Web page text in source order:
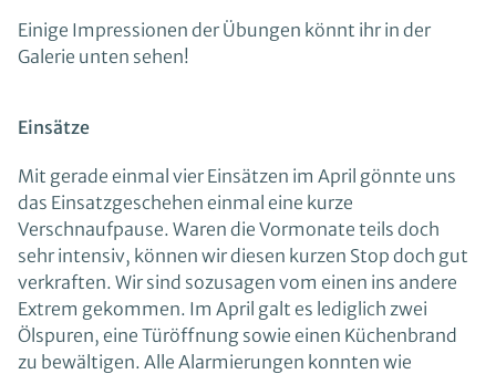
Einige Impressionen der Übungen könnt ihr in der
Galerie unten sehen!
Einsätze
Mit gerade einmal vier Einsätzen im April gönnte uns
das Einsatzgeschehen einmal eine kurze
Verschnaufpause. Waren die Vormonate teils doch
sehr intensiv, können wir diesen kurzen Stop doch gut
verkraften. Wir sind sozusagen vom einen ins andere
Extrem gekommen. Im April galt es lediglich zwei
Ölspuren, eine Türöffnung sowie einen Küchenbrand
zu bewältigen. Alle Alarmierungen konnten wie